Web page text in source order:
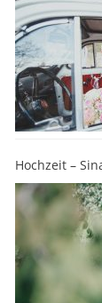
Hochzeit –